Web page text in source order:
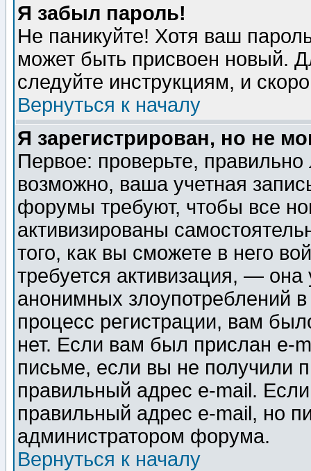
Я забыл пароль!
Не паникуйте! Хотя ваш
может быть присвоен новый.
следуйте инструкциям, и
Вернуться к началу
Я зарегистрирован, но не
Первое: проверьте,
возможно, ваша учетная
форумы требуют, чтобы все
активизированы
того, как вы сможете в него
требуется активизация, —
анонимных злоупотреблений
процесс регистрации, вам
нет. Если вам был прислан e-
письме, если вы не получили
правильный адрес e-mail.
правильный адрес e-mail, но
администратором форума.
Вернуться к началу